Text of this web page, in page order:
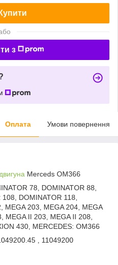
Купити
з
Оплата Умови повернення
двигуна Merceds OM366
78, DOMINATOR 88,
DOMINATOR 118,
MEGA 203, MEGA 204, MEGA
MEGA II 203, MEGA II 208,
430, MERCEDES: OM366
, 11049200